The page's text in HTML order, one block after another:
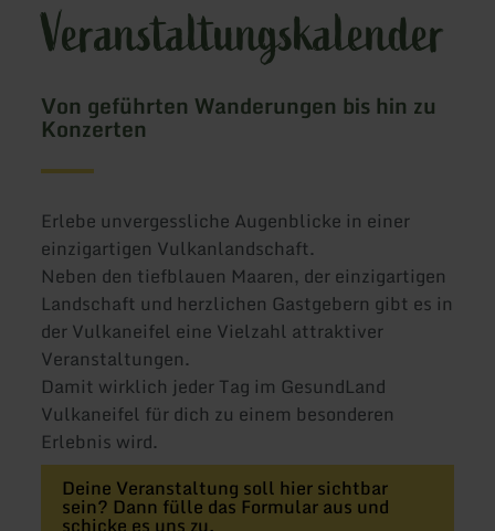
Veranstaltungskalender
Von geführten Wanderungen bis hin zu
Konzerten
Erlebe unvergessliche Augenblicke in einer
einzigartigen Vulkanlandschaft.
Neben den tiefblauen Maaren, der einzigartigen
Landschaft und herzlichen Gastgebern gibt es in
der Vulkaneifel eine Vielzahl attraktiver
Veranstaltungen.
Damit wirklich jeder Tag im GesundLand
Vulkaneifel für dich zu einem besonderen
Erlebnis wird.
Deine Veranstaltung soll hier sichtbar
sein? Dann fülle das Formular aus und